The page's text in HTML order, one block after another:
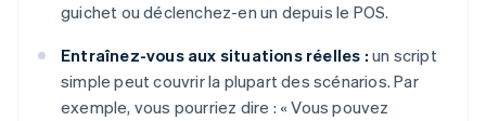
guichet ou déclenchez-en un depuis le POS.
Entraînez-vous aux situations réelles : un script
simple peut couvrir la plupart des scénarios. Par
exemple, vous pourriez dire : « Vous pouvez